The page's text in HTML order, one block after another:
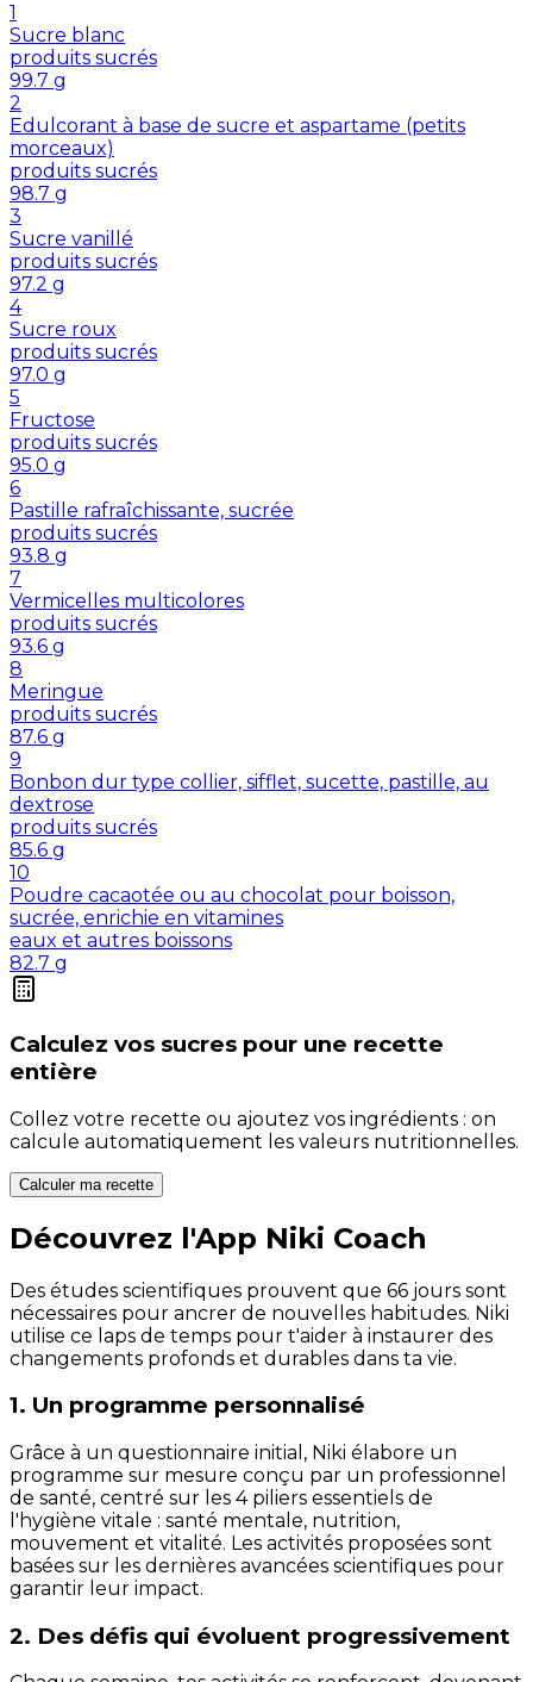
1
Sucre blanc
produits sucrés
99.7 g
2
Edulcorant à base de sucre et aspartame (petits
morceaux)
produits sucrés
98.7 g
3
Sucre vanillé
produits sucrés
97.2 g
4
Sucre roux
produits sucrés
97.0 g
5
Fructose
produits sucrés
95.0 g
6
Pastille rafraîchissante, sucrée
produits sucrés
93.8 g
7
Vermicelles multicolores
produits sucrés
93.6 g
8
Meringue
produits sucrés
87.6 g
9
Bonbon dur type collier, sifflet, sucette, pastille, au
dextrose
produits sucrés
85.6 g
10
Poudre cacaotée ou au chocolat pour boisson,
sucrée, enrichie en vitamines
eaux et autres boissons
82.7 g
Calculez vos sucres pour une recette
entière
Collez votre recette ou ajoutez vos ingrédients : on
calcule automatiquement les valeurs nutritionnelles.
Calculer ma recette
Découvrez l'App Niki Coach
Des études scientifiques prouvent que 66 jours sont
nécessaires pour ancrer de nouvelles habitudes. Niki
utilise ce laps de temps pour t'aider à instaurer des
changements profonds et durables dans ta vie.
1. Un programme personnalisé
Grâce à un questionnaire initial, Niki élabore un
programme sur mesure conçu par un professionnel
de santé, centré sur les 4 piliers essentiels de
l'hygiène vitale : santé mentale, nutrition,
mouvement et vitalité. Les activités proposées sont
basées sur les dernières avancées scientifiques pour
garantir leur impact.
2. Des défis qui évoluent progressivement